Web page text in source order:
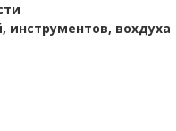
инструментов, вохдуха